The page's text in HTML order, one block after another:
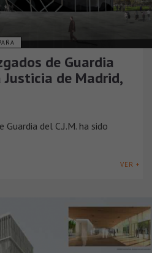
de Guardia
de Madrid,
Guardia del C.J.M. ha sido
VER +